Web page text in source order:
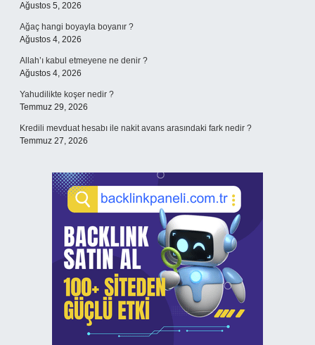
Ağustos 5, 2026
Ağaç hangi boyayla boyanır ?
Ağustos 4, 2026
Allah’ı kabul etmeyene ne denir ?
Ağustos 4, 2026
Yahudilikte koşer nedir ?
Temmuz 29, 2026
Kredili mevduat hesabı ile nakit avans arasındaki fark nedir ?
Temmuz 27, 2026